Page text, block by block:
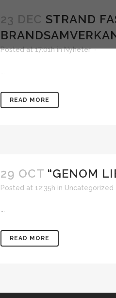
23 DEC STRAND
Posted at 17:01hinNyheter
READ MORE
29 OCT “GENOM
Posted at 12:35h in Uncategorized
READ MORE